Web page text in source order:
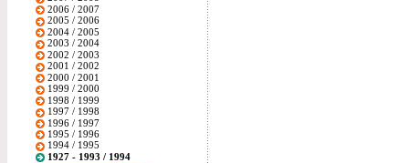
2006 / 2007
2005 / 2006
2004 / 2005
2003 / 2004
2002 / 2003
2001 / 2002
2000 / 2001
1999 / 2000
1998 / 1999
1997 / 1998
1996 / 1997
1995 / 1996
1994 / 1995
1927 - 1993 / 1994